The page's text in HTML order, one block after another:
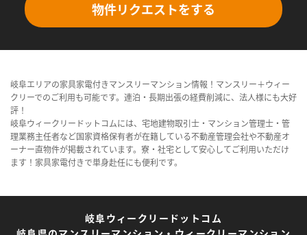
物件リクエストをする
岐阜エリアの家具家電付きマンスリーマンション情報！マンスリー＋ウィー
クリーでのご利用も可能です。連泊・長期出張の経費削減に、法人様にも大好
評！
岐阜ウィークリードットコムには、宅地建物取引士・マンション管理士・管
理業務主任者など国家資格保有者が在籍している不動産管理会社や不動産オ
ーナー直物件が掲載されています。寮・社宅として安心してご利用いただけ
ます！家具家電付きで単身赴任にも便利です。
岐阜ウィークリードットコム